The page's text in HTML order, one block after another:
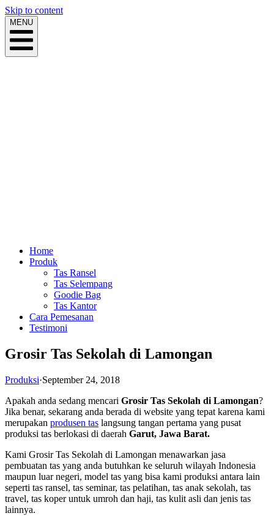
Skip to content
MENU
Home
Produk
Tas Ransel
Tas Selempang
Goodie Bag
Tas Kantor
Cara Pemesanan
Testimoni
Grosir Tas Sekolah di Lamongan
Produksi·September 24, 2018
Apakah anda sedang mencari Grosir Tas Sekolah di Lamongan?
Jika benar, sekarang anda berada di website yang tepat karena kami
merupakan produsen tas langsung tangan pertama yang pusat
produksi tas berlokasi di daerah Garut, Jawa Barat.
Kami Grosir Tas Sekolah di Lamongan menawarkan jasa
pembuatan tas yang anda butuhkan ke seluruh wilayah Indonesia
maupun luar negeri, model tas yang bisa kami produksi antara lain
seperti tas ransel, tas seminar, tas pelatihan, tas anak sekolah, tas
travel, tas koper untuk umroh dan haji, tas kulit asli dan jenis tas
lainnya.